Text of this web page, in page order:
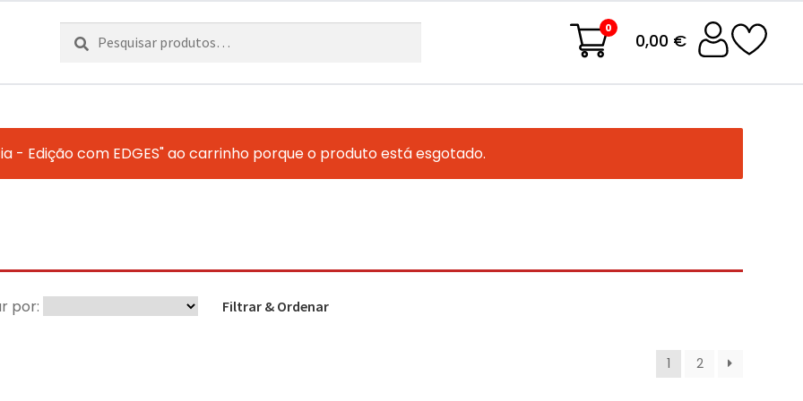
Pesquisar
por:
Pesquisa 0
0,00 €
- Edição com EDGES" ao carrinho porque o produto está esgotado.
por: Filtrar & Ordenar
1 2